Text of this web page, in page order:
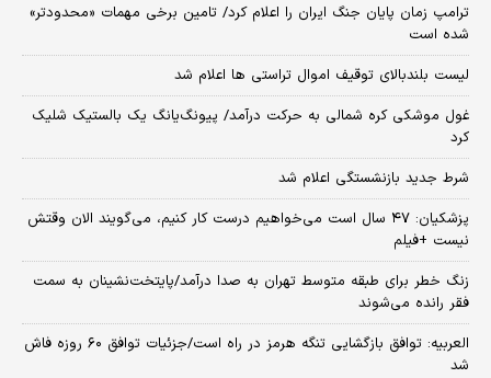
ترامپ زمان پایان جنگ ایران را اعلام کرد/ تامین برخی مهمات «محدودتر»
شده است
لیست بلندبالای توقیف اموال تراستی ها اعلام شد
غول موشکی کره شمالی به حرکت درآمد/ پیونگ‌یانگ یک بالستیک شلیک
کرد
شرط جدید بازنشستگی اعلام شد
پزشکیان: ۴۷ سال است می‌خواهیم درست کار کنیم، می‌گویند الان وقتش
نیست +فیلم
زنگ خطر برای طبقه متوسط تهران به صدا درآمد/پایتخت‌نشینان به سمت
فقر رانده می‌شوند
العربیه: توافق بازگشایی تنگه هرمز در راه است/جزئیات توافق ۶۰ روزه فاش
شد